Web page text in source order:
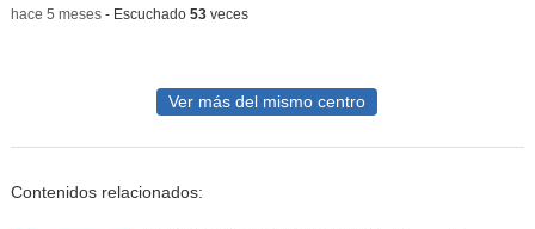
-hace 5 meses- Escuchado 53veces
Ver más del mismo centro
Contenidos relacionados: